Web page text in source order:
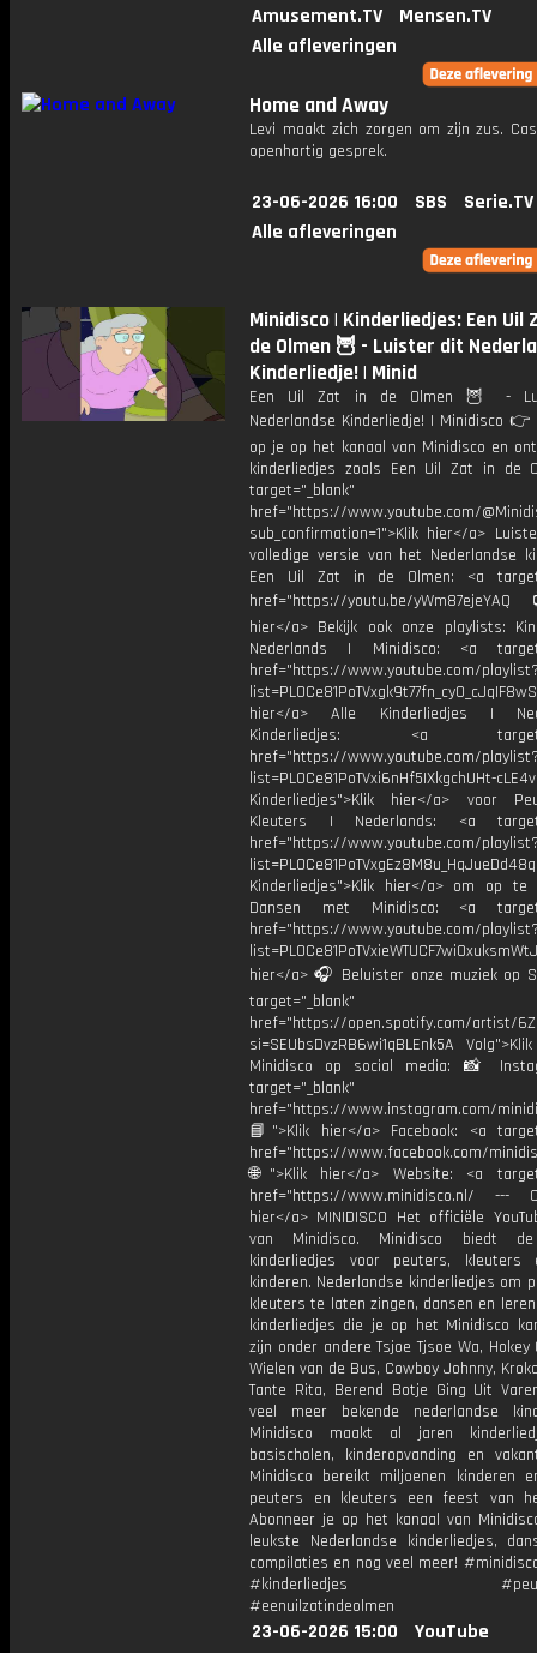
Amusement.TV
Mensen.TV
Alle afleveringen
Home and Away
Levi maakt zich zorgen om zijn zus.
openhartig gesprek.
23-06-2026 16:00 SBS
Serie.TV
Alle afleveringen
Minidisco | Kinderliedjes: Een Uil
de Olmen 🦉 - Luister dit
Kinderliedje! | Minid
Een Uil Zat in de Olmen 🦉 -
Nederlandse Kinderliedje! | Minidisco 👉
op je op het kanaal van Minidisco en
kinderliedjes zoals Een Uil Zat in de
target="_blank"
href="https://www.youtube.com/
sub_confirmation=1">Klik hier</a>
volledige versie van het Nederlandse
Een Uil Zat in de Olmen: <a
href="https://youtu.be/
hier</a> Bekijk ook onze playlists:
Nederlands | Minidisco: <a
href="https://www.youtube.com/
hier</a> Alle Kinderliedjes |
Kinderliedjes: <a
href="https://www.youtube.com/
list=PL0Ce81PoTVxi6nHf5IXkgchUHt-
Kinderliedjes">Klik hier</a> voor
Kleuters | Nederlands: <a
href="https://www.youtube.com/
Kinderliedjes">Klik hier</a> om op te
Dansen met Minidisco: <a
href="https://www.youtube.com/
hier</a> 🎧 Beluister onze muziek op
target="_blank"
href="https://open.spotify.com/artist/
si=SEUbsDvzRB6wi1qBLEnk5A
Minidisco op social media: 📸
target="_blank"
href="https://www.instagram.com/
📘">Klik hier</a> Facebook: <a
href="https://www.facebook.com/
🌐">Klik hier</a> Website: <a
href="https://www.minidisco.nl/ ---
hier</a> MINIDISCO Het officiële
van Minidisco. Minidisco biedt
kinderliedjes voor peuters, kleuters
kinderen. Nederlandse kinderliedjes om
kleuters te laten zingen, dansen en
kinderliedjes die je op het Minidisco
zijn onder andere Tsjoe Tjsoe Wa, Hokey
Wielen van de Bus, Cowboy Johnny,
Tante Rita, Berend Botje Ging Uit
veel meer bekende nederlandse
Minidisco maakt al jaren
basischolen, kinderopvanding en
Minidisco bereikt miljoenen kinderen
peuters en kleuters een feest van
Abonneer je op het kanaal van
leukste Nederlandse kinderliedjes,
compilaties en nog veel meer!
#kinderliedjes
#eenuilzatindeolmen
23-06-2026 15:00
YouTube